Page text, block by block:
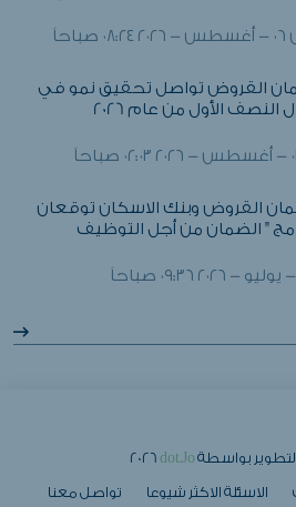
القروض تواصل تحقيق نمو في
النصف الأول من عام 2026
القروض وبنك الاسكان توقعان
" الضمان من أجل التوظيف
2026 dot.Joبواسطة
تواصل معنا الاسئلة الاكثر شيوعا